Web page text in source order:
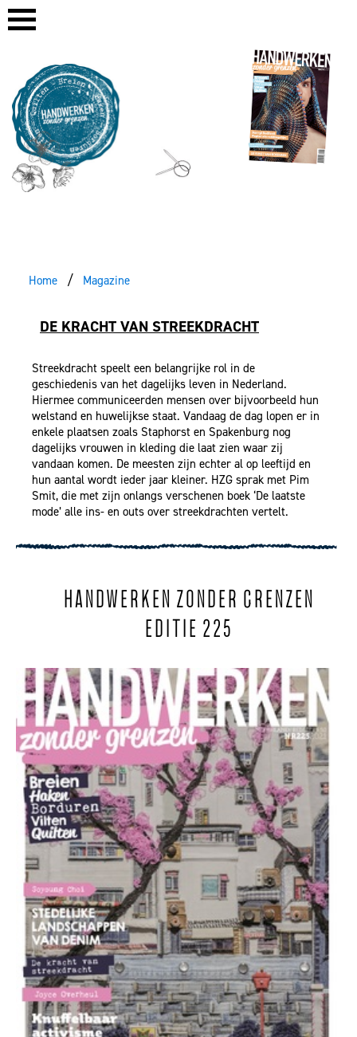
Home Magazine
DE KRACHT VAN STREEKDRACHT
Streekdracht speelt een belangrijke rol in de
geschiedenis van het dagelijks leven in Nederland.
Hiermee communiceerden mensen over bijvoorbeeld hun
welstand en huwelijkse staat. Vandaag de dag lopen er in
enkele plaatsen zoals Staphorst en Spakenburg nog
dagelijks vrouwen in kleding die laat zien waar zij
vandaan komen. De meesten zijn echter al op leeftijd en
hun aantal wordt ieder jaar kleiner. HZG sprak met Pim
Smit, die met zijn onlangs verschenen boek ‘De laatste
mode’ alle ins- en outs over streekdrachten vertelt.
HANDWERKEN ZONDER GRENZEN
EDITIE 225